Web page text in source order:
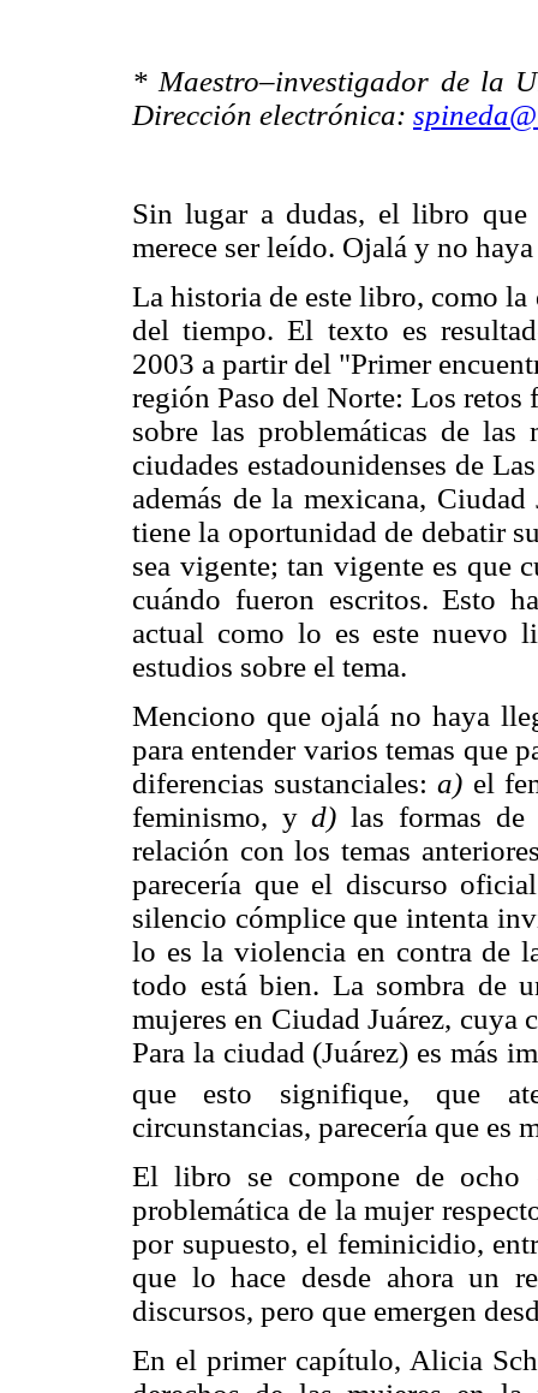
* Maestro–investigador de la
Dirección electrónica:
Sin lugar a dudas, el libro que
merece ser leído. Ojalá y no
La historia de este libro, como la
del tiempo. El texto es
2003 a partir del "Primer
región Paso del Norte: Los
sobre las problemáticas de las
ciudades estadounidenses de
además de la mexicana,
tiene la oportunidad de debatir
sea vigente; tan vigente es que
cuándo fueron escritos. Esto
actual como lo es este nuevo
estudios sobre el tema.
Menciono que ojalá no haya
para entender varios temas que
diferencias sustanciales:a) el
feminismo, yd)las formas
relación con los temas
parecería que el discurso
silencio cómplice que intenta
lo es la violencia en contra de
todo está bien. La sombra de
mujeres en Ciudad Juárez, cuya
Para la ciudad (Juárez) es más
que esto signifique, que
circunstancias, parecería que es
El libro se compone de ocho
problemática de la mujer
por supuesto, el feminicidio,
que lo hace desde ahora un
discursos, pero que emergen
En el primer capítulo, Alicia